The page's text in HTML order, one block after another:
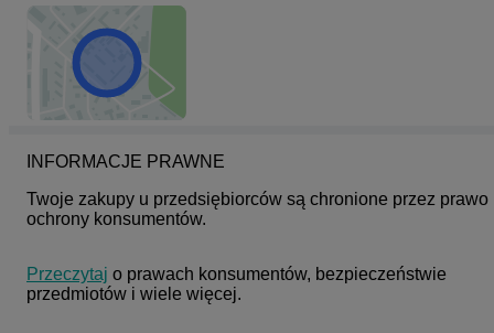
INFORMACJE PRAWNE
Twoje zakupy u przedsiębiorców są chronione przez prawo
ochrony konsumentów.
Przeczytaj o prawach konsumentów, bezpieczeństwie
przedmiotów i wiele więcej.